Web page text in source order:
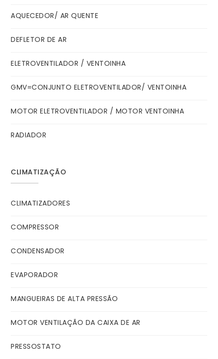
AQUECEDOR/ AR QUENTE
DEFLETOR DE AR
ELETROVENTILADOR / VENTOINHA
GMV=CONJUNTO ELETROVENTILADOR/ VENTOINHA
MOTOR ELETROVENTILADOR / MOTOR VENTOINHA
RADIADOR
CLIMATIZAÇÃO
CLIMATIZADORES
COMPRESSOR
CONDENSADOR
EVAPORADOR
MANGUEIRAS DE ALTA PRESSÃO
MOTOR VENTILAÇÃO DA CAIXA DE AR
PRESSOSTATO